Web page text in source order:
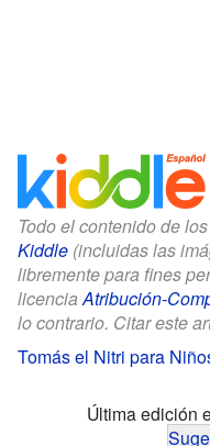
Todo el contenido de
Kiddle (incluidas las
libremente para fines
licenciaAtribución-
lo contrario. Citar este
Tomás el Nitri para
Última edición